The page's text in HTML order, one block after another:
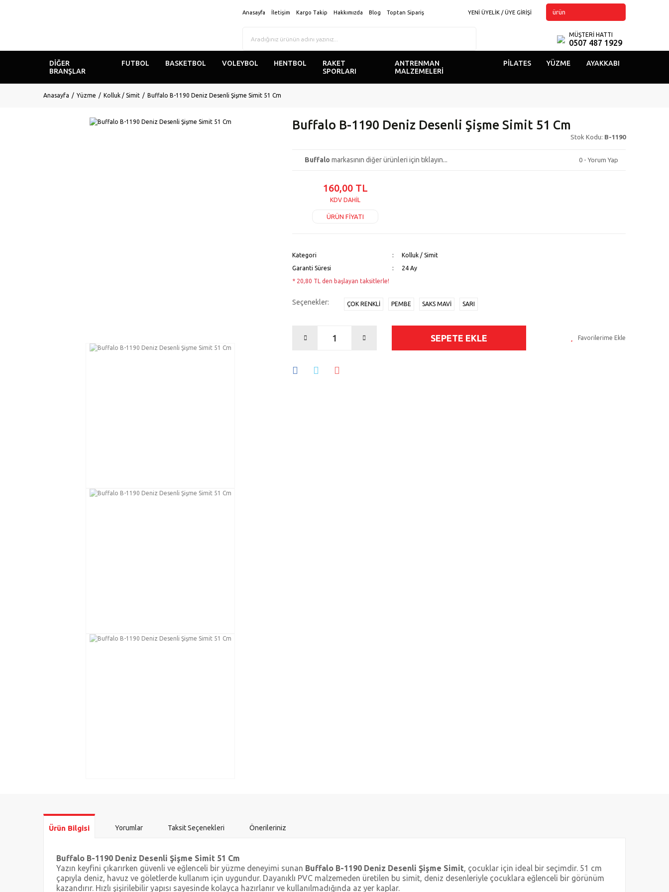
Anasayfa İletişim Kargo Takip Hakkımızda Blog Toptan Sipariş YENİ ÜYELİK / ÜYE GİRİŞİ ürün
MÜŞTERİ HATTI
0507 487 1929
DIĞER
BRANŞLAR
FUTBOL BASKETBOL VOLEYBOL HENTBOL
RAKET
SPORLARI
ANTRENMAN
MALZEMELERİ
PILATES YÜZME AYAKKABI
Anasayfa Yüzme Kolluk / Simit Buffalo B-1190 Deniz Desenli Şişme Simit 51 Cm
Buffalo B-1190 Deniz Desenli Şişme Simit 51 Cm
Stok Kodu: B-1190
Buffalo markasının diğer ürünleri için tıklayın... 0 - Yorum Yap
160,00 TL
KDV DAHİL
ÜRÜN FİYATI
Kategori
Kolluk / Simit
Garanti Süresi
24 Ay
* 20,80 TL den başlayan taksitlerle!
Seçenekler: ÇOK RENKLI PEMBE SAKS MAVİ SARI
SEPETE EKLE
Ürün Bilgisi Yorumlar Taksit Seçenekleri Önerileriniz
Buffalo B-1190 Deniz Desenli Şişme Simit 51 Cm
Yazın keyfini çıkarırken güvenli ve eğlenceli bir yüzme deneyimi sunan Buffalo B-1190 Deniz Desenli Şişme Simit, çocuklar için ideal bir seçimdir. 51 cm
çapıyla deniz, havuz ve göletlerde kullanım için uygundur. Dayanıklı PVC malzemeden üretilen bu simit, deniz desenleriyle çocuklara eğlenceli bir görünüm
kazandırır. Hızlı şişirilebilir yapısı sayesinde kolayca hazırlanır ve kullanılmadığında az yer kaplar.